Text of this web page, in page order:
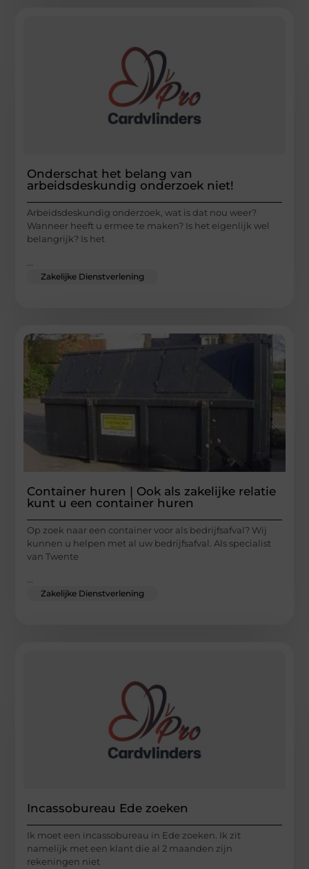
Onderschat het belang van
arbeidsdeskundig onderzoek niet!
Arbeidsdeskundig onderzoek, wat is dat nou weer?
Wanneer heeft u ermee te maken? Is het eigenlijk wel
belangrijk? Is het
Zakelijke Dienstverlening
Container huren | Ook als zakelijke relatie
kunt u een container huren
Op zoek naar een container voor als bedrijfsafval? Wij
kunnen u helpen met al uw bedrijfsafval. Als specialist
van Twente
...
Zakelijke Dienstverlening
Incassobureau Ede zoeken
Ik moet een incassobureau in Ede zoeken. Ik zit
namelijk met een klant die al 2 maanden zijn
rekeningen niet